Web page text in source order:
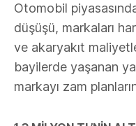
Otomobil
düşüşü, markaları
ve akaryakıt
bayilerde yaşanan
markayı zam